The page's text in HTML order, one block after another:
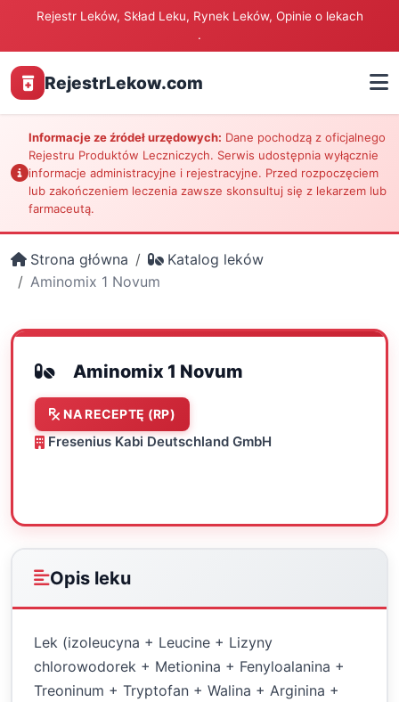
Rejestr Leków, Skład Leku, Rynek Leków, Opinie o lekach
.
RejestrLekow.com
Informacje ze źródeł urzędowych: Dane pochodzą z oficjalnego
Rejestru Produktów Leczniczych. Serwis udostępnia wyłącznie
informacje administracyjne i rejestracyjne. Przed rozpoczęciem
lub zakończeniem leczenia zawsze skonsultuj się z lekarzem lub
farmaceutą.
Strona główna
Katalog leków
Aminomix 1 Novum
Aminomix 1 Novum
NA RECEPTĘ (RP)
Fresenius Kabi Deutschland GmbH
Opis leku
Lek (izoleucyna + Leucine + Lizyny
chlorowodorek + Metionina + Fenyloalanina +
Treoninum + Tryptofan + Walina + Arginina +